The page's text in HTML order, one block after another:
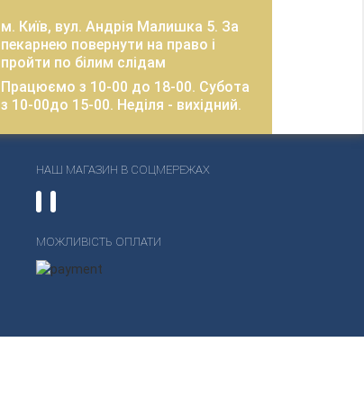
м. Київ, вул. Андрія Малишка 5. За
пекарнею повернути на право і
пройти по білим слідам
Працюємо з 10-00 до 18-00. Субота
з 10-00до 15-00. Неділя - вихідний.
НАШ МАГАЗИН В СОЦМЕРЕЖАХ
МОЖЛИВІСТЬ ОПЛАТИ